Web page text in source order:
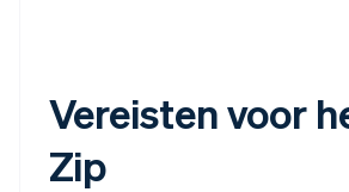
Vereisten voor
Zip